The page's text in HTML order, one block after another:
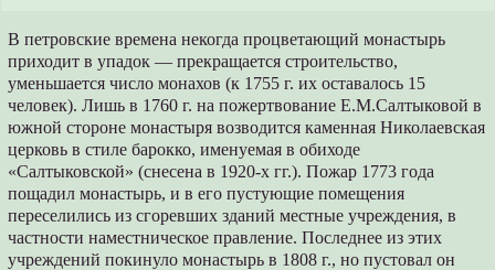
В петровские времена некогда процветающий монастырь
приходит в упадок — прекращается строительство,
уменьшается число монахов (к 1755 г. их оставалось 15
человек). Лишь в 1760 г. на пожертвование Е.М.Салтыковой в
южной стороне монастыря возводится каменная Николаевская
церковь в стиле барокко, именуемая в обиходе
«Салтыковской» (снесена в 1920-х гг.). Пожар 1773 года
пощадил монастырь, и в его пустующие помещения
переселились из сгоревших зданий местные учреждения, в
частности наместническое правление. Последнее из этих
учреждений покинуло монастырь в 1808 г., но пустовал он